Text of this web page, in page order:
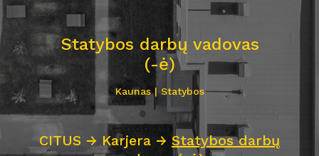
Statybos darbų vadovas
(-ė)
Kaunas | Statybos
CITUS → Karjera → Statybos darbų